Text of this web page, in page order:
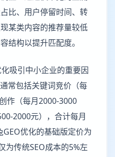
比、用户停留时间、转
某类内容的推荐量较低
结构以提升匹配度。
吸引中小企业的重要因
常包括关键词竞价（每
作（每月2000-3000
2000元），合计每月
优化的基础版定价为
传统SEO成本的5%左